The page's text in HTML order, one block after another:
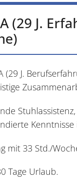
(29 J.
(29 J.
mit 33 Std./
Tage Urlaub.